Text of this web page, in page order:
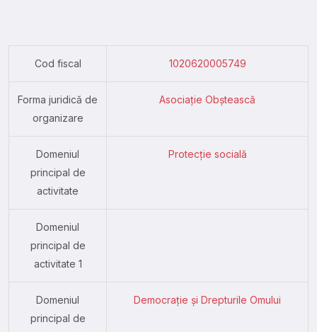
Cod fiscal 1020620005749
Forma juridică de
organizare
Asociație Obștească
Domeniul
principal de
activitate
Protecție socială
Domeniul
principal de
activitate 1
Domeniul
principal de
Democrație și Drepturile Omului